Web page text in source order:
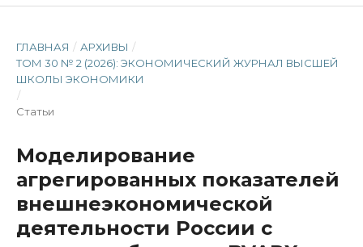
ГЛАВНАЯ / АРХИВЫ /
ТОМ 30 № 2 (2026): ЭКОНОМИЧЕСКИЙ ЖУРНАЛ ВЫСШЕЙ
ШКОЛЫ ЭКОНОМИКИ
/
Статьи
Моделирование
агрегированных показателей
внешнеэкономической
деятельности России с